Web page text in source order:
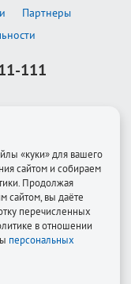
Партнеры
111
«куки» для вашего
сайтом и собираем
Продолжая
сайтом, вы даёте
перечисленных
в отношении
персональных